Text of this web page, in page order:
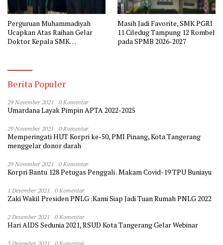
Perguruan Muhammadiyah
Ucapkan Atas Raihan Gelar
Doktor Kepala SMK
Masih Jadi Favorite, SMK PGRI
11 Ciledug Tampung 12 Rombel
pada SPMB 2026-2027
Berita Populer
29 November 2021 0 Komentar
Umardana Layak Pimpin APTA 2022-2025
29 November 2021 0 Komentar
Memperingati HUT Korpri ke-50, PMI Pinang, Kota Tangerang
menggelar donor darah
29 November 2021 0 Komentar
Korpri Bantu 128 Petugas Penggali . Makam Covid-19 TPU Buniayu
1 Desember 2021 0 Komentar
Zaki Wakil Presiden PNLG :Kami Siap Jadi Tuan Rumah PNLG 2022
2 Desember 2021 0 Komentar
Hari AIDS Sedunia 2021, RSUD Kota Tangerang Gelar Webinar
3 Desember 2021 0 Komentar